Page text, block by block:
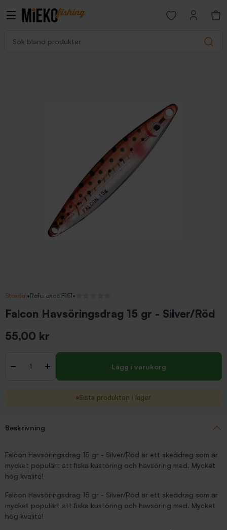
Search
Open favorites
Stoxdal•Reference F151•
Falcon Havsöringsdrag 15 gr - Silver/Röd
55,00 kr
- + Lägg i varukorg
Sista produkten i lager
Beskrivning
Falcon Havsöringsdrag 15 gr - Silver/Röd är ett skeddrag som är
mycket populärt att fiska kustöring och havsöring med. Mycket
hög kvalité!
Falcon Havsöringsdrag 15 gr - Silver/Röd är ett skeddrag som är
mycket populärt att fiska kustöring och havsöring med. Mycket
hög kvalité!